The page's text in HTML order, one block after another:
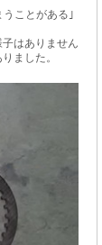
ことがある｣
はありません
ました。